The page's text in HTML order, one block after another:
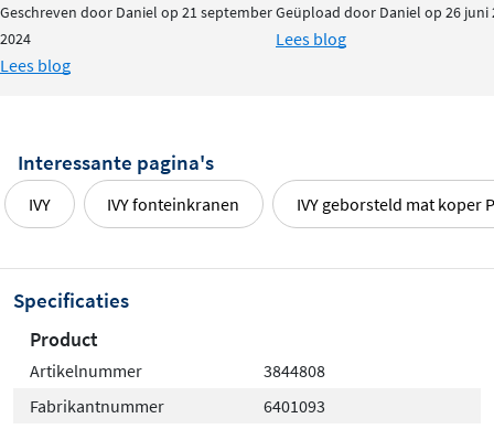
Geschreven door Daniel op 21 september
2024
Lees blog
Geüpload door Daniel op 26 juni
Lees blog
Interessante pagina's
IVY IVY fonteinkranen IVY geborsteld mat koper
Specificaties
Product
Artikelnummer
3844808
Fabrikantnummer
6401093